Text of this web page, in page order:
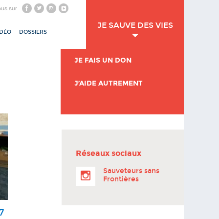
sur
DOSSIERS
JE SAUVE DES VIES
JE FAIS UN DON
J’AIDE AUTREMENT
Réseaux sociaux
Sauveteurs sans
Frontières